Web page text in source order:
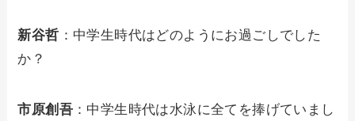
新谷哲 ：中学生時代はどのようにお過ごしでした
か？
市原創吾 ：中学生時代は水泳に全てを捧げていまし